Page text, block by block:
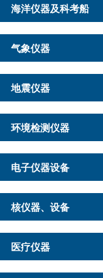
海洋仪器及科考船
气象仪器
地震仪器
环境检测仪器
电子仪器设备
核仪器、设备
医疗仪器